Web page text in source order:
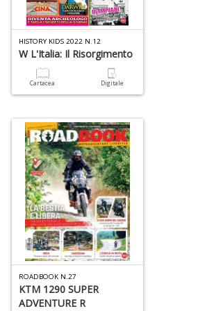
HISTORY KIDS 2022 N.12
W L'Italia: Il Risorgimento
Cartacea Digitale
ROADBOOK N.27
KTM 1290 SUPER
ADVENTURE R